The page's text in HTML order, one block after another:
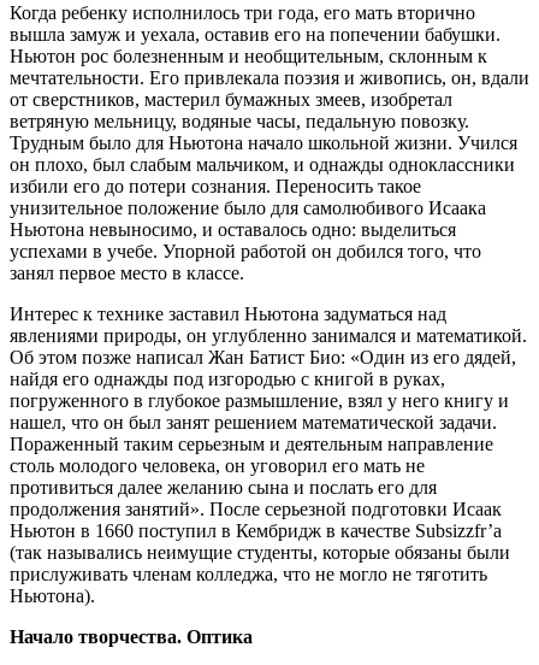
Когда ребенку исполнилось три года, его мать вторично
вышла замуж и уехала, оставив его на попечении бабушки.
Ньютон рос болезненным и необщительным, склонным к
мечтательности. Его привлекала поэзия и живопись, он, вдали
от сверстников, мастерил бумажных змеев, изобретал
ветряную мельницу, водяные часы, педальную повозку.
Трудным было для Ньютона начало школьной жизни. Учился
он плохо, был слабым мальчиком, и однажды одноклассники
избили его до потери сознания. Переносить такое
унизительное положение было для самолюбивого Исаака
Ньютона невыносимо, и оставалось одно: выделиться
успехами в учебе. Упорной работой он добился того, что
занял первое место в классе.
Интерес к технике заставил Ньютона задуматься над
явлениями природы, он углубленно занимался и математикой.
Об этом позже написал Жан Батист Био: «Один из его дядей,
найдя его однажды под изгородью с книгой в руках,
погруженного в глубокое размышление, взял у него книгу и
нашел, что он был занят решением математической задачи.
Пораженный таким серьезным и деятельным направление
столь молодого человека, он уговорил его мать не
противиться далее желанию сына и послать его для
продолжения занятий». После серьезной подготовки Исаак
Ньютон в 1660 поступил в Кембридж в качестве Subsizzfr’a
(так назывались неимущие студенты, которые обязаны были
прислуживать членам колледжа, что не могло не тяготить
Ньютона).
Начало творчества. Оптика